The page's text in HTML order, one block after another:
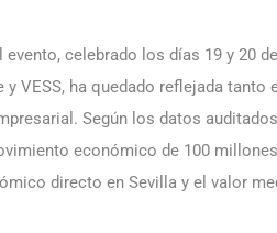
evento, celebrado los días 19 y 20
y VESS, ha quedado reflejada
Según los datos
económico de 100
directo en Sevilla y el valor